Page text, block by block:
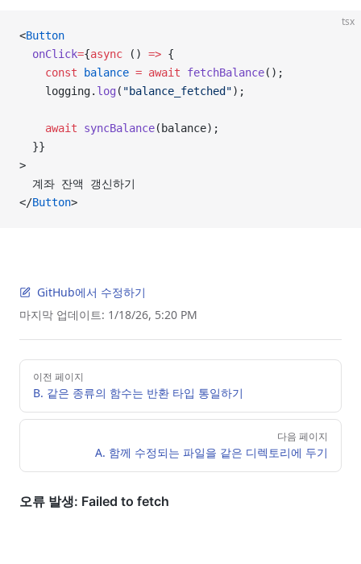
tsx
<Button
  onClick
={async () => {
    const
balance = await fetchBalance();
    logging.
log ( "balance_fetched");
    await
syncBalance(balance);
  }}
>
  계좌 잔액 갱신하기
</Button>
GitHub에서 수정하기
마지막 업데이트: 1/18/26, 5:20 PM
Pager이전 페이지
B. 같은 종류의 함수는 반환 타입 통일하기
다음 페이지
A. 함께 수정되는 파일을 같은 디렉토리에 두기